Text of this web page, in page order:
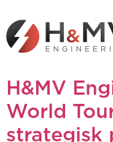
H&MV
World
strategisk